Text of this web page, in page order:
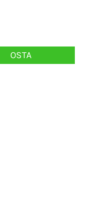
OSTA